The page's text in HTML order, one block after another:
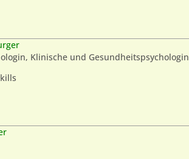
Klinische und Gesundheitspsychologin